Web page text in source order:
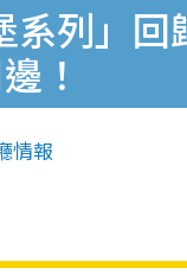
系列」回
！
情報